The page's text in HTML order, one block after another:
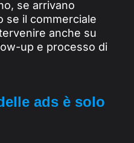
se arrivano
se il commerciale
anche su
up e processo di
ads è solo